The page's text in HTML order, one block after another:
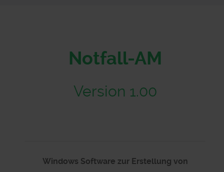
Notfall-AM
Version 1.00
Windows Software zur Erstellung von